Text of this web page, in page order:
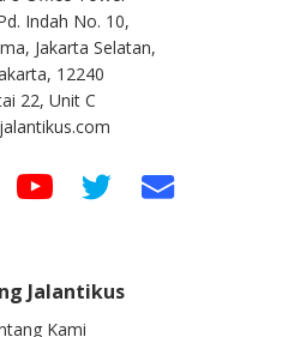
Indah No. 10,
Jakarta Selatan,
12240
22, Unit C
Jalantikus
Kami